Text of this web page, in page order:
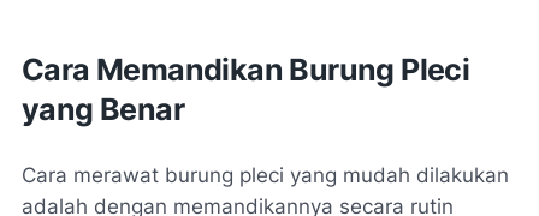
Cara Memandikan Burung Pleci
yang Benar
Cara merawat burung pleci yang mudah dilakukan
adalah dengan memandikannya secara rutin